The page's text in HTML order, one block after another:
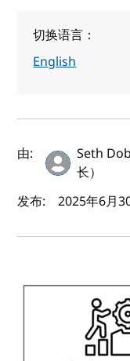
切换语言：
English
作者及发布
由:
Seth
长）
发布:
2025年6月